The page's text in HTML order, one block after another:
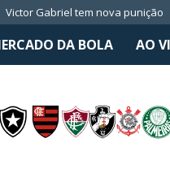
Victor Gabriel tem nova punição
DA BOLA AO